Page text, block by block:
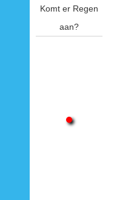
Komt er Regen
aan?